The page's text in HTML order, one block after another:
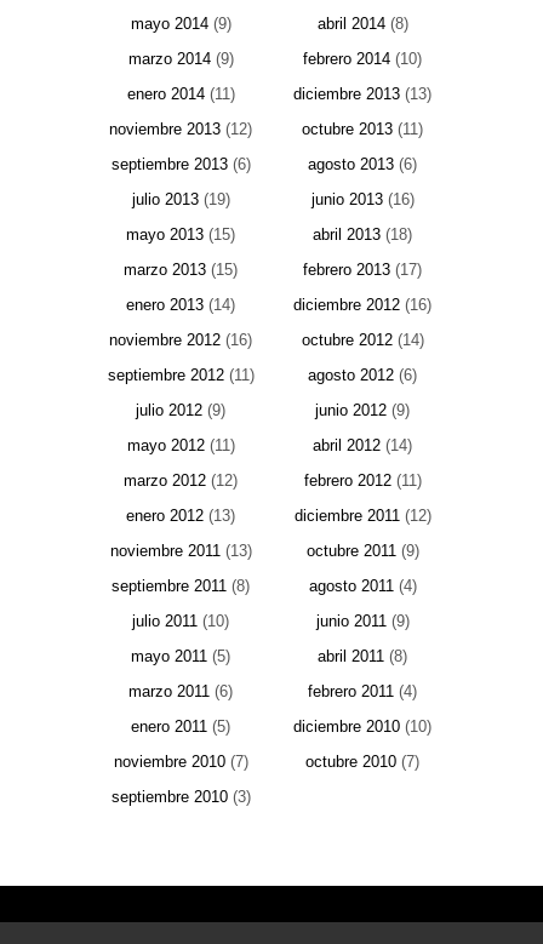
mayo 2014(9) abril 2014(8)
marzo 2014(9) febrero 2014 (10)
enero 2014(11) diciembre 2013 (13)
noviembre 2013 (12) octubre 2013 (11)
septiembre 2013(6) agosto 2013 (6)
julio 2013(19) junio 2013(16)
mayo 2013 (15) abril 2013 (18)
marzo 2013 (15) febrero 2013 (17)
enero 2013 (14) diciembre 2012 (16)
noviembre 2012 (16) octubre 2012(14)
septiembre 2012(11) agosto 2012 (6)
julio 2012 (9) junio 2012 (9)
mayo 2012(11) abril 2012 (14)
marzo 2012 (12) febrero 2012(11)
enero 2012 (13) diciembre 2011(12)
noviembre 2011(13) octubre 2011(9)
septiembre 2011 (8) agosto 2011(4)
julio 2011 (10) junio 2011(9)
mayo 2011 (5) abril 2011 (8)
marzo 2011 (6) febrero 2011 (4)
enero 2011 (5) diciembre 2010 (10)
noviembre 2010(7) octubre 2010 (7)
septiembre 2010(3)